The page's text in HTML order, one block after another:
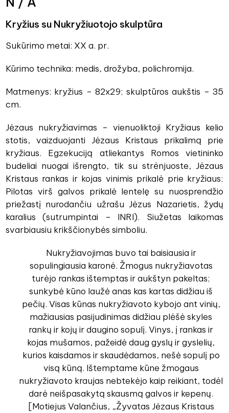
Kryžius su Nukryžiuotojo skulptūra
Sukūrimo metai: XX a. pr.
Kūrimo technika: medis, drožyba, polichromija.
Matmenys: kryžius – 82x29; skulptūros aukštis – 35
cm.
Jėzaus nukryžiavimas – vienuoliktoji Kryžiaus kelio
stotis, vaizduojanti Jėzaus Kristaus prikalimą prie
kryžiaus. Egzekuciją atliekantys Romos vietininko
budeliai nuogai išrengto, tik su strėnjuoste, Jėzaus
Kristaus rankas ir kojas vinimis prikalė prie kryžiaus;
Pilotas virš galvos prikalė lentelę su nuosprendžio
priežastį nurodančiu užrašu Jėzus Nazarietis, žydų
karalius (sutrumpintai – INRI). Siužetas laikomas
svarbiausiu krikščionybės simboliu.
Nukryžiavojimas buvo tai baisiausia ir
sopulingiausia karonė. Žmogus nukryžiavotas
turėjo rankas ištemptas ir aukštyn pakeltas;
sunkybė kūno laužė anas kas kartas didžiau iš
pečių. Visas kūnas nukryžiavoto kybojo ant vinių,
mažiausias pasijudinimas didžiau plėšė skyles
rankų ir kojų ir daugino sopulį. Vinys, į rankas ir
kojas mušamos, pažeidė daug gyslų ir gyslelių,
kurios kaisdamos ir skaudėdamos, nešė sopulį po
visą kūną. Ištemptame kūne žmogaus
nukryžiavoto kraujas nebtekėjo kaip reikiant, todėl
darė neišpasakytą skausmą galvos ir kepenų.
[Motiejus Valančius, „Žyvatas Jėzaus Kristaus